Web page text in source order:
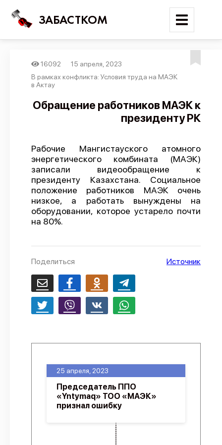
ЗАБАСТКОМ
Войти
Поиск
Новости
Трудовые конфликты
Отчеты
Предложить публикацию
Справочник
API
16092
15 апреля, 2023
В рамках конфликта: Условия труда на МАЭК
в Актау
Обращение работников МАЭК к
президенту РК
Рабочие Мангистауского атомного
энергетического комбината (МАЭК)
записали видеообращение к
президенту Казахстана. Социальное
положение работников МАЭК очень
низкое, а работать вынуждены на
оборудовании, которое устарело почти
на 80%.
Поделиться Источник
25 апреля, 2023
Председатель ППО
«Yntymaq» ТОО «МАЭК»
признал ошибку